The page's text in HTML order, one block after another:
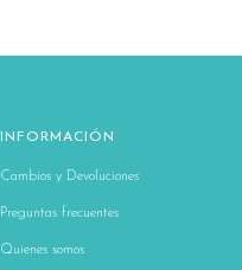
INFORMACIÓN
Cambios y Devoluciones
Preguntas frecuentes
Quienes somos